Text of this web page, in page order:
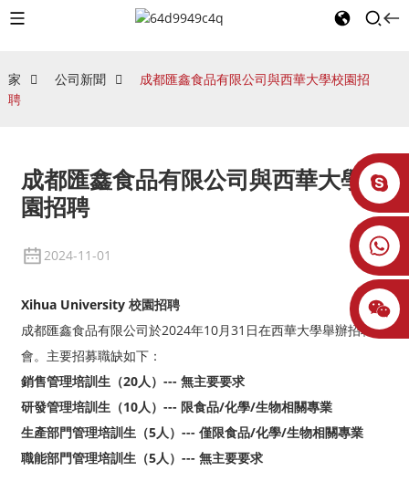
家 公司新聞
成都匯鑫食品有限公司與西華大學校園招
聘
成都匯鑫食品有限公司與西華大學校
園招聘
2024-11-01
Xihua University校園招聘
成都匯鑫食品有限公司於2024年10月31日在西華大學舉辦招聘
會。主要招募職缺如下：
銷售管理培訓生（20人）--- 無主要要求
研發管理培訓生（10人）--- 限食品/化學/生物相關專業
生產部門管理培訓生（5人）--- 僅限食品/化學/生物相關專業
職能部門管理培訓生（5人）--- 無主要要求